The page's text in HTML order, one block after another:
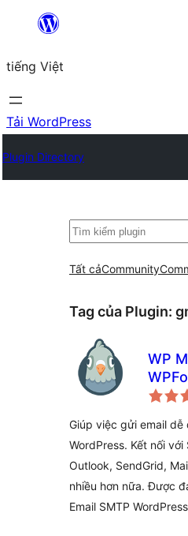
Chuyển
phần
nội
dung
tiếng Việt
Tải WordPress
Plugin Directory
Tìm
Tất cảCommunity
Tag của Plugin:
WP
Nhất
Giúp việc gửi email dễ
WordPress. Kết nối với
Outlook, SendGrid,
nhiều hơn nữa. Được
Email SMTP